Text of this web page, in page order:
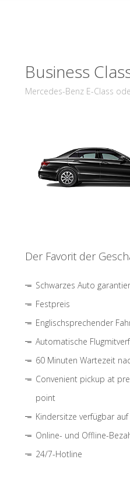
Business
Mercedes-Benz E-Class
Der Favorit der
Schwarzes Auto
Festpreis
Englischsprechender
Automatische
60 Minuten Wartezeit
Convenient pickup at
point
Kindersitze verfügbar auf
Online- und Offline-
24/7-Hotline